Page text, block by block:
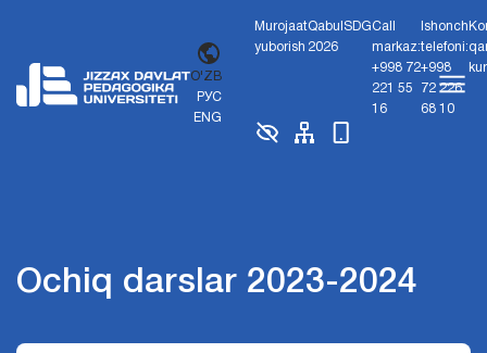
O'ZB
РУС
ENG
Murojaat
yuborish
Qabul
2026
SDGCall
markaz:
+998 72
221 55
16
Ishonch
telefoni:
+998
72 226
68 10
Ochiq darslar 2023-2024